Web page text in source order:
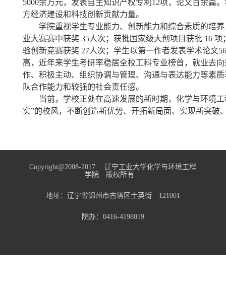
5000余万元，发表自主知识产权专利12项，论文百余篇
方经济建设和科技创新贡献力量。
学院重视学生专业能力、创新能力和综合素质的培
业大赛赛中获奖 35人次；获批国家级大创项目获批 16
验创新竞赛获奖 27人次；学生以第一作者发表学术论文
高，近年来学生考研率稳居全校工科专业榜首， 就业去
作、积极主动、组织协调与管理、沟通与表达能力等素
队合作能力和较强的社会责任感。
当前，学校正处在高速发展的新时期，化学与环境
实”的校风，不断创造新优势、开拓新局面、实现新突破
Copyright@2008-2017 辽宁工业大学化学与环境工程
学院 版权所有
地址：辽宁省锦州市古塔区士英街 121001
院办：0416-4198019